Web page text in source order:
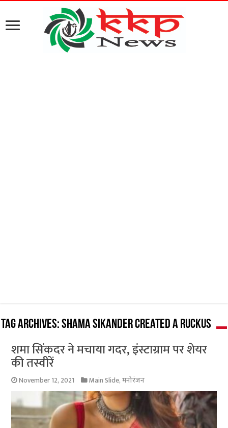
Tag Archives:Shama Sikander created a ruckus
शमा सिंकदर ने मचाया गदर, इंस्टाग्राम पर शेयर
की तस्वीरें
November 12, 2021 Main Slide,मनोरंजन